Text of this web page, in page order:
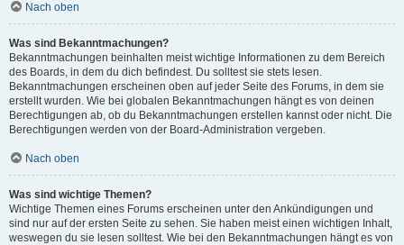
Nach oben
Was sind Bekanntmachungen?
Bekanntmachungen beinhalten meist wichtige Informationen zu dem Bereich
des Boards, in dem du dich befindest. Du solltest sie stets lesen.
Bekanntmachungen erscheinen oben auf jeder Seite des Forums, in dem sie
erstellt wurden. Wie bei globalen Bekanntmachungen hängt es von deinen
Berechtigungen ab, ob du Bekanntmachungen erstellen kannst oder nicht. Die
Berechtigungen werden von der Board-Administration vergeben.
Nach oben
Was sind wichtige Themen?
Wichtige Themen eines Forums erscheinen unter den Ankündigungen und
sind nur auf der ersten Seite zu sehen. Sie haben meist einen wichtigen Inhalt,
weswegen du sie lesen solltest. Wie bei den Bekanntmachungen hängt es von